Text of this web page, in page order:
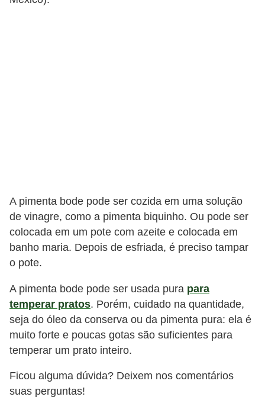
A pimenta bode pode ser cozida em uma solução
de vinagre, como a pimenta biquinho. Ou pode ser
colocada em um pote com azeite e colocada em
banho maria. Depois de esfriada, é preciso tampar
o pote.
A pimenta bode pode ser usada pura para
temperar pratos. Porém, cuidado na quantidade,
seja do óleo da conserva ou da pimenta pura: ela é
muito forte e poucas gotas são suficientes para
temperar um prato inteiro.
Ficou alguma dúvida? Deixem nos comentários
suas perguntas!